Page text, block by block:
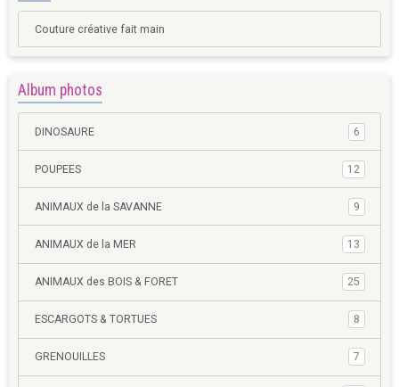
Couture créative fait main
Album photos
DINOSAURE 6
POUPEES 12
ANIMAUX de la SAVANNE 9
ANIMAUX de la MER 13
ANIMAUX des BOIS & FORET 25
ESCARGOTS & TORTUES 8
GRENOUILLES 7